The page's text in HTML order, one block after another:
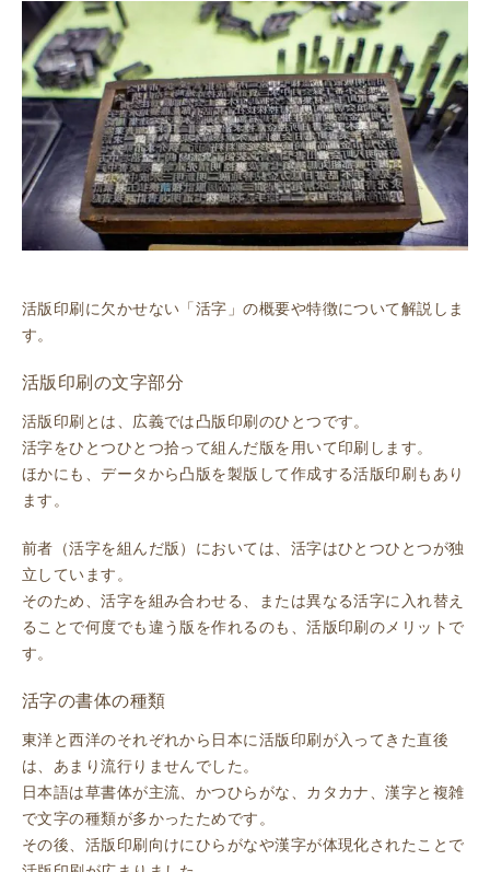
活版印刷に欠かせない「活字」の概要や特徴について解説しま
す。
活版印刷の文字部分
活版印刷とは、広義では凸版印刷のひとつです。
活字をひとつひとつ拾って組んだ版を用いて印刷します。
ほかにも、データから凸版を製版して作成する活版印刷もあり
ます。
前者（活字を組んだ版）においては、活字はひとつひとつが独
立しています。
そのため、活字を組み合わせる、または異なる活字に入れ替え
ることで何度でも違う版を作れるのも、活版印刷のメリットで
す。
活字の書体の種類
東洋と西洋のそれぞれから日本に活版印刷が入ってきた直後
は、あまり流行りませんでした。
日本語は草書体が主流、かつひらがな、カタカナ、漢字と複雑
で文字の種類が多かったためです。
その後、活版印刷向けにひらがなや漢字が体現化されたことで